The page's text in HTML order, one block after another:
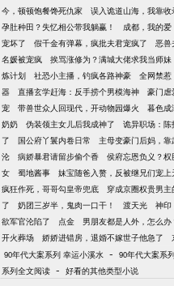
今，顿顿饱餐馋死仇家
误入诡道山海，我靠
孕肚种田？失忆相公带我躺赢！
成都，我的爱
宠坏了
假千金有弹幕，疯批夫君宠疯了 恶兽
名媛被宠疯
挨骂涨修为？满城大佬求我当师妹
炼计划
社恐小主播，钓疯各路神豪 全网禁惹
器
直播玄学赶海：反手捞个男模海神 豪门虐
宠
带兽世众人回现代，开动物园爆火 暮色成
奶奶
伪装领主女儿后我成神了 诡异职场：陈
了
国公府丫鬟内卷日常 主母变豪门后妈，
沦
病娇暴君请留步偷个香 侯府忘恩负义？
女
蜀地酱事 妹宝随爸入赘，反被继兄们宠上
疯狂作死，哥哥勾皇帝兜底
穿成京圈权贵男
了
奶团三岁半，鬼肉一口干！ 渡天光 神印
欲军官沦陷了
点金 男朋友都是人外，怎么办
开火葬场
娇娇进错房，退婚不嫁世子他急了
90年代大案系列 幸运小溪水 - 90年代大案系
系列全文阅读 - 好看的其他类型小说